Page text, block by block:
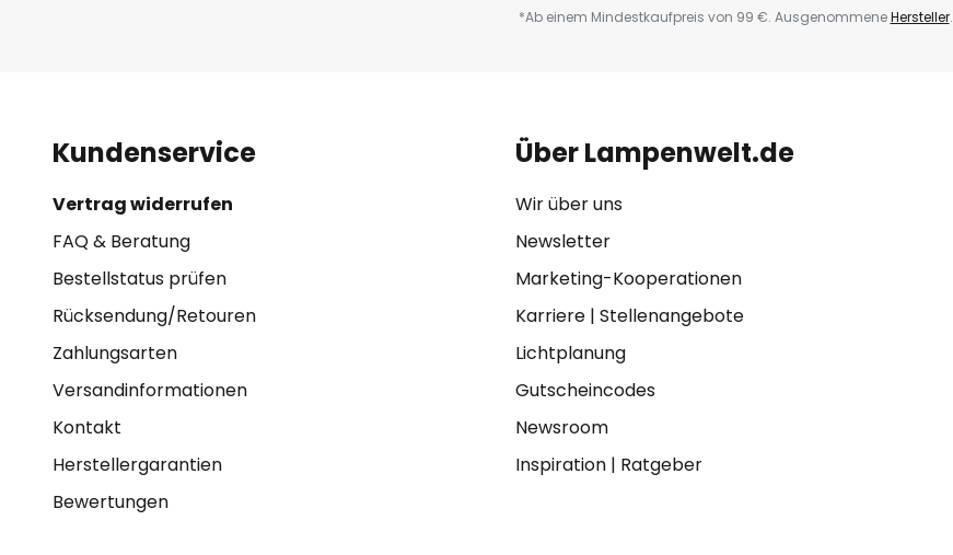
*Ab einem Mindestkaufpreis von 99 €. AusgenommeneHersteller.
Kundenservice
Vertrag widerrufen
FAQ & Beratung
Bestellstatus prüfen
Rücksendung/Retouren
Zahlungsarten
Versandinformationen
Kontakt
Herstellergarantien
Bewertungen
Über Lampenwelt.de
Wir über uns
Newsletter
Marketing-Kooperationen
Karriere| Stellenangebote
Lichtplanung
Gutscheincodes
Newsroom
Inspiration| Ratgeber